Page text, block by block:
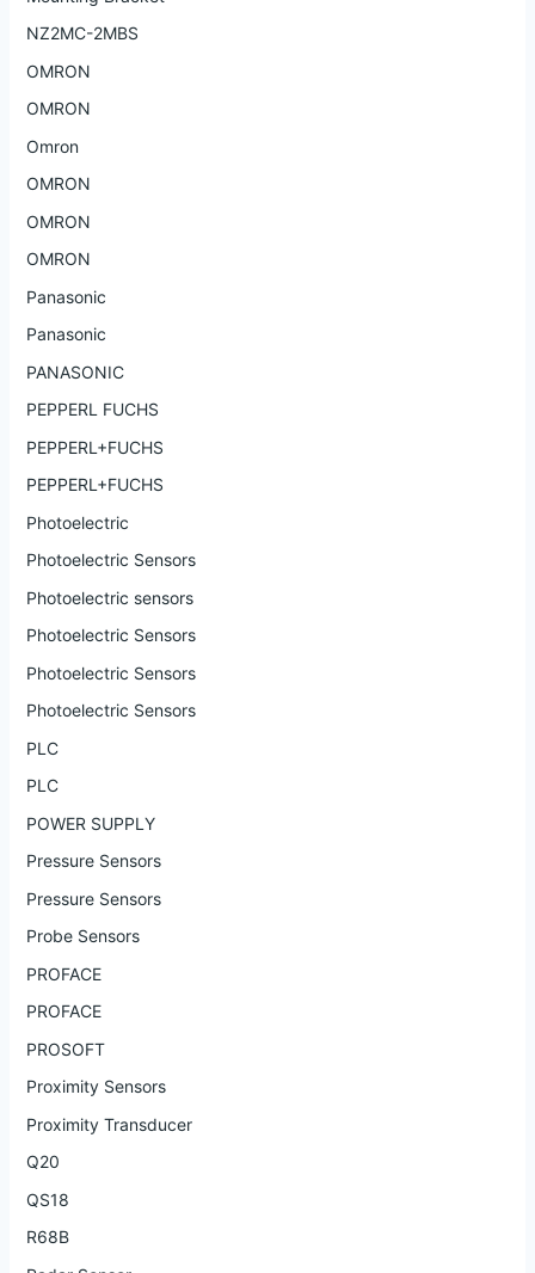
NZ2MC-2MBS
OMRON
OMRON
Omron
OMRON
OMRON
OMRON
Panasonic
Panasonic
PANASONIC
PEPPERL FUCHS
PEPPERL+FUCHS
PEPPERL+FUCHS
Photoelectric
Photoelectric Sensors
Photoelectric sensors
Photoelectric Sensors
Photoelectric Sensors
Photoelectric Sensors
PLC
PLC
POWER SUPPLY
Pressure Sensors
Pressure Sensors
Probe Sensors
PROFACE
PROFACE
PROSOFT
Proximity Sensors
Proximity Transducer
Q20
QS18
R68B